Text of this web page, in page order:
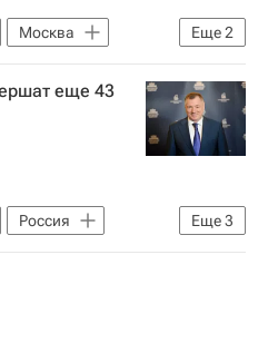
Еще2
Москва
еще 43
Еще3
Россия